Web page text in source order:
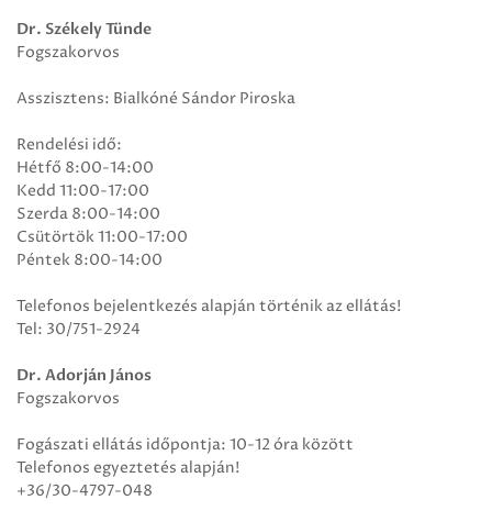
Dr. Székely Tünde
Fogszakorvos
Asszisztens: Bialkóné Sándor Piroska
Rendelési idő:
Hétfő 8:00-14:00
Kedd 11:00-17:00
Szerda 8:00-14:00
Csütörtök 11:00-17:00
Péntek 8:00-14:00
Telefonos bejelentkezés alapján történik az ellátás!
Tel: 30/751-2924
Dr. Adorján János
Fogszakorvos
Fogászati ellátás időpontja: 10-12 óra között
Telefonos egyeztetés alapján!
+36/30-4797-048